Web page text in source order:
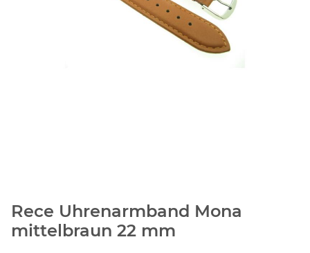
Rece Uhrenarmband Mona
mittelbraun 22 mm